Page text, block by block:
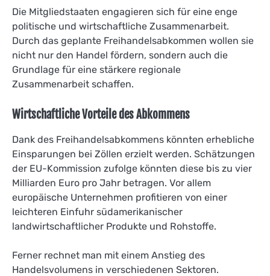
Die Mitgliedstaaten engagieren sich für eine enge
politische und wirtschaftliche Zusammenarbeit.
Durch das geplante Freihandelsabkommen wollen sie
nicht nur den Handel fördern, sondern auch die
Grundlage für eine stärkere regionale
Zusammenarbeit schaffen.
Wirtschaftliche Vorteile des Abkommens
Dank des Freihandelsabkommens könnten erhebliche
Einsparungen bei Zöllen erzielt werden. Schätzungen
der EU-Kommission zufolge könnten diese bis zu vier
Milliarden Euro pro Jahr betragen. Vor allem
europäische Unternehmen profitieren von einer
leichteren Einfuhr südamerikanischer
landwirtschaftlicher Produkte und Rohstoffe.
Ferner rechnet man mit einem Anstieg des
Handelsvolumens in verschiedenen Sektoren.